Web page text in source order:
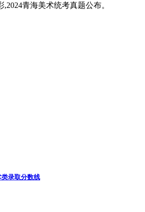
青海美术统考真题公布。
类录取分数线